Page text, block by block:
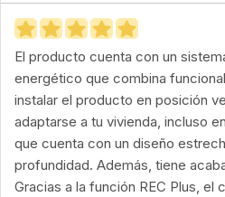
El producto cuenta con un
energético que combina
instalar el producto en posición
adaptarse a tu vivienda, incluso
que cuenta con un diseño
profundidad. Además, tiene
Gracias a la función REC Plus, el